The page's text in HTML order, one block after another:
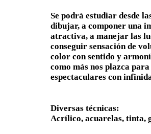
Se podrá estudiar desde
dibujar, a componer una
atractiva, a manejar las
conseguir sensación de
color con sentido y
como más nos plazca
espectaculares con
Diversas técnicas:
Acrílico, acuarelas, tinta,